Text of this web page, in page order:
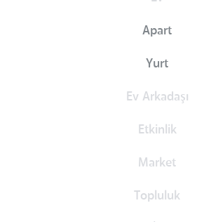
Apart
Yurt
Ev Arkadaşı
Etkinlik
Market
Topluluk